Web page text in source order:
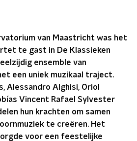
van Maastricht was het
te gast in De Klassieken
ensemble van
een uniek muzikaal traject.
Alessandro Alghisi, Oriol
Vincent Rafael Sylvester
hun krachten om samen
te creëren. Het
voor een feestelijke